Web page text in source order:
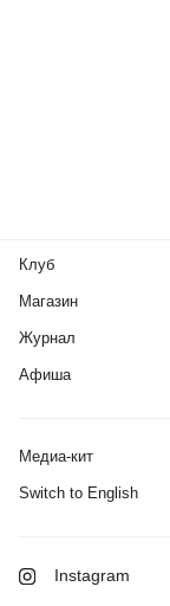
Клуб
Магазин
Журнал
Афиша
Медиа-кит
Switch to English
Instagram